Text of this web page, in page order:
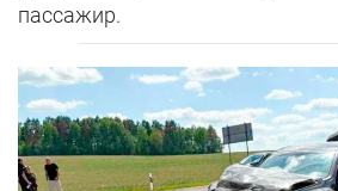
пассажир.